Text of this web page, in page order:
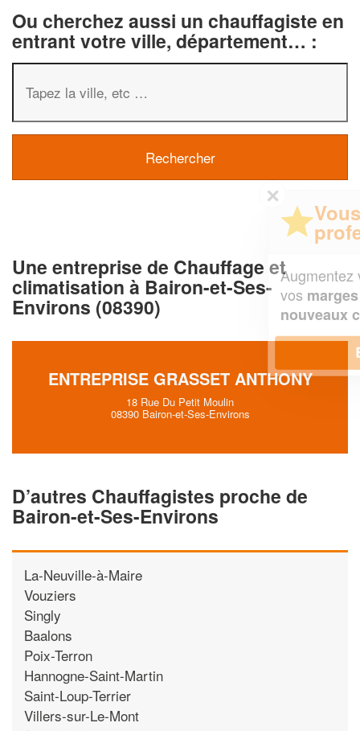
Ou cherchez aussi un chauffagiste en
entrant votre ville, département… :
Une entreprise de Chauffage et
climatisation à Bairon-et-Ses-
Environs (08390)
ENTREPRISE GRASSET ANTHONY
18 Rue Du Petit Moulin
08390 Bairon-et-Ses-Environs
D’autres Chauffagistes proche de
Bairon-et-Ses-Environs
La-Neuville-à-Maire
Vouziers
Singly
Baalons
Poix-Terron
Hannogne-Saint-Martin
Saint-Loup-Terrier
Villers-sur-Le-Mont
Augmentez votrechiffre d'affaireset
vos margestout en gagnant de
nouveaux clients